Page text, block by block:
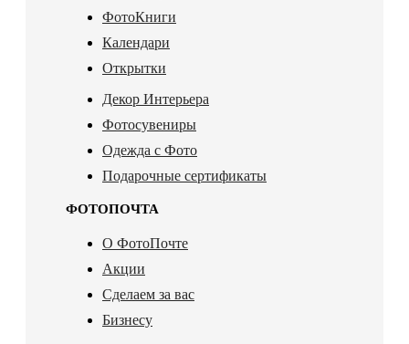
ФотоКниги
Календари
Открытки
Декор Интерьера
Фотосувениры
Одежда с Фото
Подарочные сертификаты
ФОТОПОЧТА
О ФотоПочте
Акции
Сделаем за вас
Бизнесу